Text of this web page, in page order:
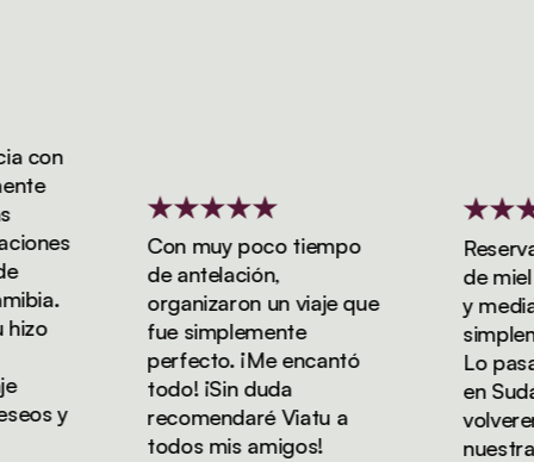
con
y
Con muy poco tiempo
de antelación,
organizaron un viaje que
fue simplemente
perfecto. ¡Me encantó
todo! ¡Sin duda
recomendaré Viatu a
todos mis amigos!
de miel
y media
Lo
en